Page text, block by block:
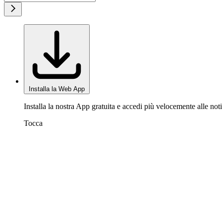
Installa la Web App
Installa la nostra App gratuita e accedi più velocemente alle
Tocca